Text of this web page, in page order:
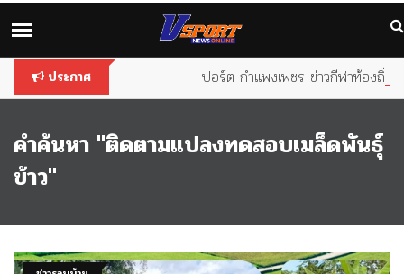
outdatedbrowser. Please
browser
to improve your experience.
ประกาศ วีสปอร์ต กำแพงเพชร ข่าวกีฬาท้องถิ่นเ
คำค้นหา "ติดตามแปลงทดสอบเมล็ดพันธุ์
ข้าว"